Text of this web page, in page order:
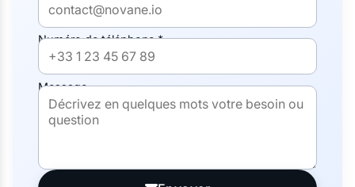
Numéro de téléphone *
Message